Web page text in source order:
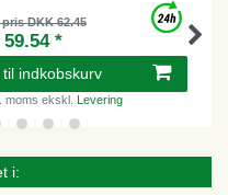
DKK 62.45
59.54 *
til indkobskurv
moms ekskl. Levering
i: